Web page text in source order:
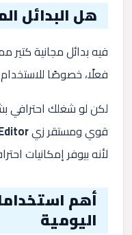
هل البدائل
فيه بدائل مجانية كتير
فعلًا، خصوصًا
لكن لو شغلك احترافي
قوي ومستقر زي
لأنه بيوفر إمكانيات
أهم
اليومية